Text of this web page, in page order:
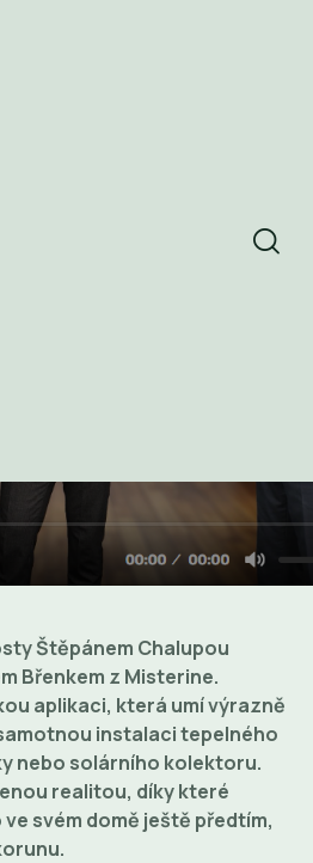
Štěpánem Chalupou
Břenkem z Misterine.
aplikaci, která umí výrazně
instalaci tepelného
nebo solárního kolektoru.
realitou, díky které
svém domě ještě předtím,